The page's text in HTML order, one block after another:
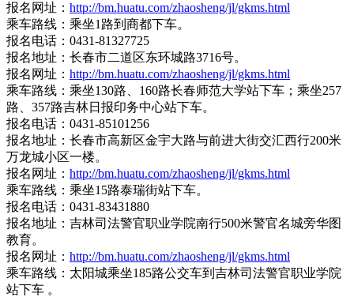
报名网址： http://bm.huatu.com/zhaosheng/jl/gkms.html
乘车路线：乘坐1路到商都下车。
报名电话：0431-81327725
报名地址：长春市二道区东环城路3716号。
报名网址： http://bm.huatu.com/zhaosheng/jl/gkms.html
乘车路线：乘坐130路、160路长春师范大学站下车；乘坐257
路、357路吉林日报印务中心站下车。
报名电话：0431-85101256
报名地址：长春市高新区金宇大路与前进大街交汇西行200米
万龙城小区一楼。
报名网址： http://bm.huatu.com/zhaosheng/jl/gkms.html
乘车路线：乘坐15路泰瑞街站下车。
报名电话：0431-83431880
报名地址：吉林司法警官职业学院南行500米警官名城旁华图
教育。
报名网址： http://bm.huatu.com/zhaosheng/jl/gkms.html
乘车路线：太阳城乘坐185路公交车到吉林司法警官职业学院
站下车 。